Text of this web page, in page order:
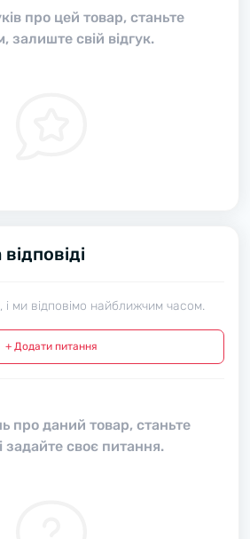
про цей товар, станьте
залиште свій відгук.
ми відповімо найближчим часом.
+ Додати питання
про даний товар, станьте
задайте своє питання.